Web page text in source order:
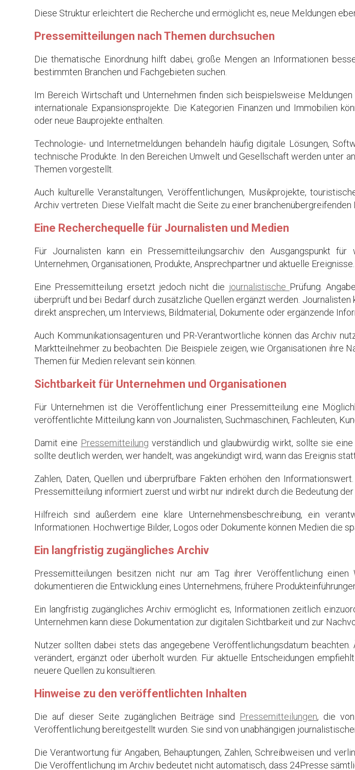
Diese Struktur erleichtert die Recherche und ermöglicht es, neue Meldungen
Pressemitteilungen nach Themen durchsuchen
Die thematische Einordnung hilft dabei, große Mengen an Informationen
bestimmten Branchen und Fachgebieten suchen.
Im Bereich Wirtschaft und Unternehmen finden sich beispielsweise
internationale Expansionsprojekte. Die Kategorien Finanzen und Immobilien
oder neue Bauprojekte enthalten.
Technologie- und Internetmeldungen behandeln häufig digitale Lösungen,
technische Produkte. In den Bereichen Umwelt und Gesellschaft werden unter
Themen vorgestellt.
Auch kulturelle Veranstaltungen, Veröffentlichungen, Musikprojekte,
Archiv vertreten. Diese Vielfalt macht die Seite zu einer branchenübergreifenden
Eine Recherchequelle für Journalisten und Medien
Für Journalisten kann ein Pressemitteilungsarchiv den Ausgangspunkt
Unternehmen, Organisationen, Produkte, Ansprechpartner und aktuelle Ereignisse.
Eine Pressemitteilung ersetzt jedoch nicht die journalistische Prüfung.
überprüft und bei Bedarf durch zusätzliche Quellen ergänzt werden.
direkt ansprechen, um Interviews, Bildmaterial, Dokumente oder ergänzende
Auch Kommunikationsagenturen und PR-Verantwortliche können das Archiv
Marktteilnehmer zu beobachten. Die Beispiele zeigen, wie Organisationen ihre
Themen für Medien relevant sein können.
Sichtbarkeit für Unternehmen und Organisationen
Für Unternehmen ist die Veröffentlichung einer Pressemitteilung eine
veröffentlichte Mitteilung kann von Journalisten, Suchmaschinen, Fachleuten,
Damit eine Pressemitteilung verständlich und glaubwürdig wirkt, sollte sie
sollte deutlich werden, wer handelt, was angekündigt wird, wann das Ereignis
Zahlen, Daten, Quellen und überprüfbare Fakten erhöhen den
Pressemitteilung informiert zuerst und wirbt nur indirekt durch die Bedeutung
Hilfreich sind außerdem eine klare Unternehmensbeschreibung, ein
Informationen. Hochwertige Bilder, Logos oder Dokumente können Medien die
Ein langfristig zugängliches Archiv
Pressemitteilungen besitzen nicht nur am Tag ihrer Veröffentlichung
dokumentieren die Entwicklung eines Unternehmens, frühere
Ein langfristig zugängliches Archiv ermöglicht es, Informationen zeitlich
Unternehmen kann diese Dokumentation zur digitalen Sichtbarkeit und zur
Nutzer sollten dabei stets das angegebene Veröffentlichungsdatum
verändert, ergänzt oder überholt wurden. Für aktuelle Entscheidungen
neuere Quellen zu konsultieren.
Hinweise zu den veröffentlichten Inhalten
Die auf dieser Seite zugänglichen Beiträge sind Pressemitteilungen, die
Veröffentlichung bereitgestellt wurden. Sie sind von unabhängigen
Die Verantwortung für Angaben, Behauptungen, Zahlen, Schreibweisen und
Die Veröffentlichung im Archiv bedeutet nicht automatisch, dass 24Presse